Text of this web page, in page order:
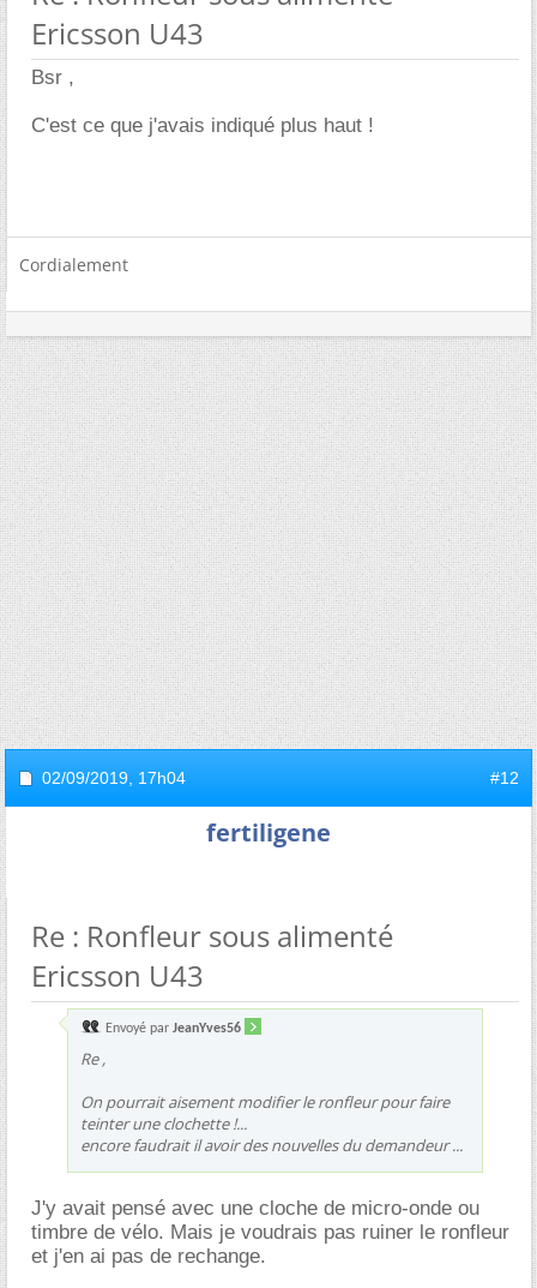
Ericsson U43
Bsr ,
C'est ce que j'avais indiqué plus haut !
Cordialement
02/09/2019, 17h04 #12
fertiligene
Re : Ronfleur sous alimenté
Ericsson U43
Envoyé par JeanYves56
Re ,
On pourrait aisement modifier le ronfleur pour faire
teinter une clochette !...
encore faudrait il avoir des nouvelles du demandeur ...
J'y avait pensé avec une cloche de micro-onde ou
timbre de vélo. Mais je voudrais pas ruiner le ronfleur
et j'en ai pas de rechange.